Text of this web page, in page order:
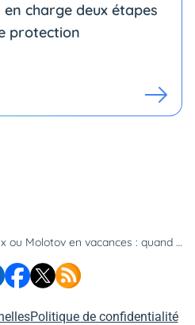
charge deux étapes
protection
Canal+, Netflix ou Molotov en vacances : quand le VPN devient-il indispensable ?
Politique de confidentialité